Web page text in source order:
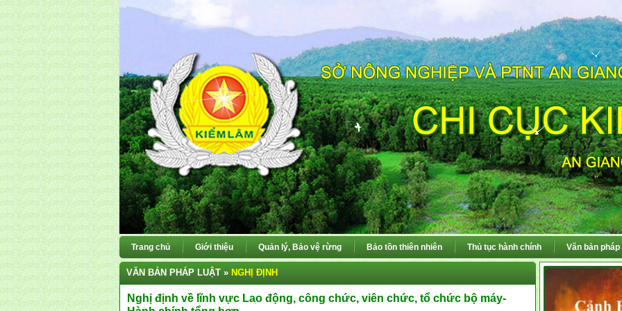
Trang chủ Giới thiệu Quản lý, Bảo vệ rừng Bảo tồn thiên nhiên Thủ tục hành chính Văn bản pháp
VĂN BẢN PHÁP LUẬT » NGHỊ ĐỊNH
Nghị định về lĩnh vực Lao động, công chức, viên chức, tổ chức bộ máy-